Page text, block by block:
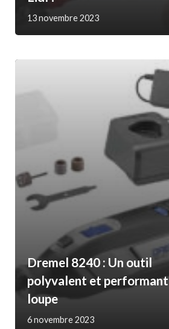
13 novembre 2023
Dremel 8240 : Un outil
polyvalent et performant
loupe
6 novembre 2023